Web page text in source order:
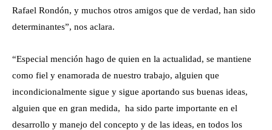
Rafael Rondón, y muchos otros amigos que de verdad, han sido
determinantes”, nos aclara.
“Especial mención hago de quien en la actualidad, se mantiene
como fiel y enamorada de nuestro trabajo, alguien que
incondicionalmente sigue y sigue aportando sus buenas ideas,
alguien que en gran medida, ha sido parte importante en el
desarrollo y manejo del concepto y de las ideas, en todos los